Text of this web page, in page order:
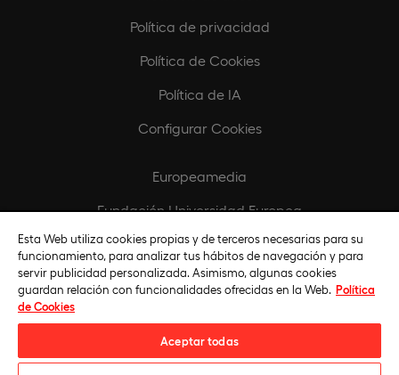
Política de privacidad
Política de Cookies
Política de IA
Configurar Cookies
Europeamedia
Fundación Universidad Europea
Biblioteca
Esta Web utiliza cookies propias y de terceros necesarias para su
funcionamiento, para analizar tus hábitos de navegación y para
servir publicidad personalizada. Asimismo, algunas cookies
guardan relación con funcionalidades ofrecidas en la Web. Política
de Cookies
Aceptar todas